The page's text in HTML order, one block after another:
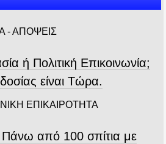
- ΑΠΟΨΕΙΣ
ή Πολιτική Επικοινωνία;
είναι Τώρα.
ΕΠΙΚΑΙΡΟΤΗΤΑ
από 100 σπίτια με